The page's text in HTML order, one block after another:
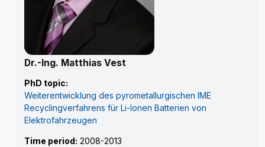
Dr.-Ing. Matthias Vest
PhD topic:
Weiterentwicklung des pyrometallurgischen IME
Recyclingverfahrens für Li-Ionen Batterien von
Elektrofahrzeugen
Time period: 2008-2013